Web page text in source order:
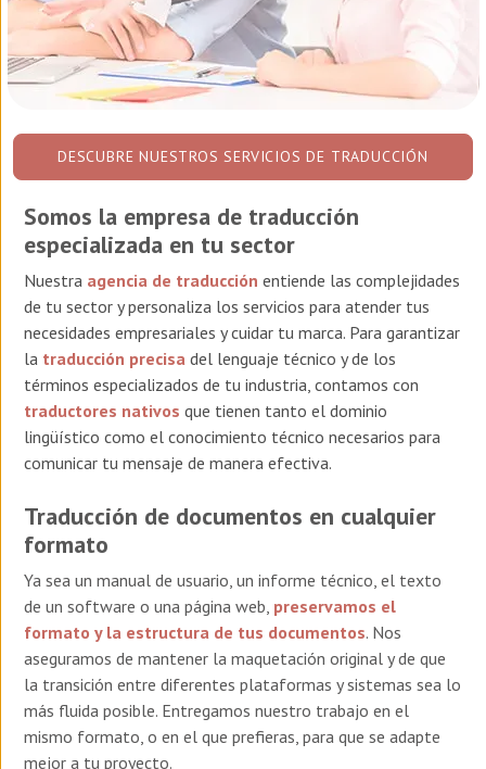
DESCUBRE NUESTROS SERVICIOS DE TRADUCCIÓN
Somos la empresa de traducción
especializada en tu sector
Nuestra agencia de traducción entiende las complejidades
de tu sector y personaliza los servicios para atender tus
necesidades empresariales y cuidar tu marca. Para garantizar
la traducción precisa del lenguaje técnico y de los
términos especializados de tu industria,contamos con
traductores nativos que tienen tanto el dominio
lingüístico como el conocimiento técnico necesarios para
comunicar tu mensaje de manera efectiva.
Traducción de documentos en cualquier
formato
Ya sea un manual de usuario, un informe técnico, el texto
de un software o una página web, preservamos el
formato y la estructura de tus documentos. Nos
aseguramos de mantener la maquetación original y de que
la transición entre diferentes plataformas y sistemas sea lo
más fluida posible. Entregamos nuestro trabajo en el
mismo formato, o en el que prefieras, para que se adapte
mejor a tu proyecto.